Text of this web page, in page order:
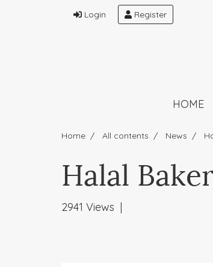
Login Register
HOME
Home All contents News
Halal
2941 Views |